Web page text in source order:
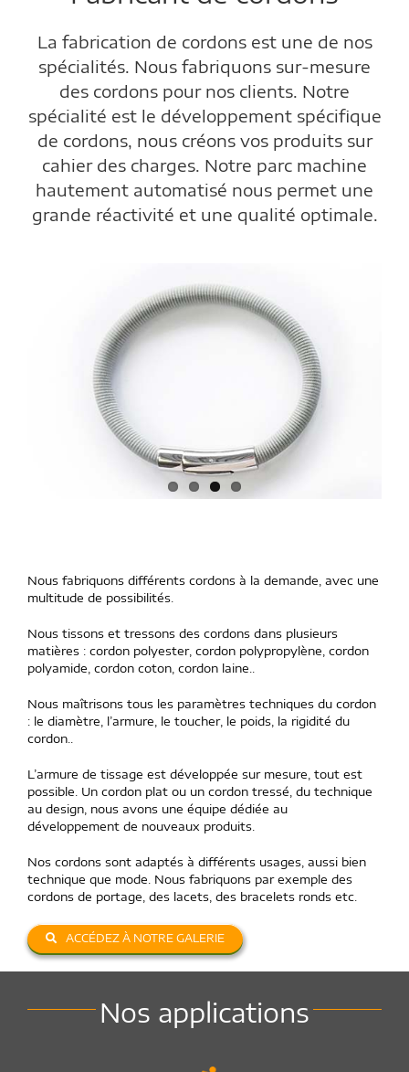
La fabrication de cordons est une de nos
spécialités. Nous fabriquons sur-mesure
des cordons pour nos clients. Notre
spécialité est le développement spécifique
de cordons, nous créons vos produits sur
cahier des charges. Notre parc machine
hautement automatisé nous permet une
grande réactivité et une qualité optimale.
Nous fabriquons différents cordons à la demande, avec une
multitude de possibilités.
Nous tissons et tressons des cordons dans plusieurs
matières : cordon polyester, cordon polypropylène, cordon
polyamide, cordon coton, cordon laine..
Nous maîtrisons tous les paramètres techniques du cordon
: le diamètre, l’armure, le toucher, le poids, la rigidité du
cordon..
L’armure de tissage est développée sur mesure, tout est
possible. Un cordon plat ou un cordon tressé, du technique
au design, nous avons une équipe dédiée au
développement de nouveaux produits.
Nos cordons sont adaptés à différents usages, aussi bien
technique que mode. Nous fabriquons par exemple des
cordons de portage, des lacets, des bracelets ronds etc.
ACCÉDEZ À NOTRE GALERIE
Nos applications